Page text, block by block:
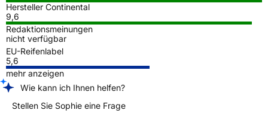
Hersteller Continental
9,6
Redaktionsmeinungen
nicht verfügbar
EU-Reifenlabel
5,6
mehr anzeigen
Wie kann ich Ihnen helfen?
Stellen Sie Sophie eine Frage